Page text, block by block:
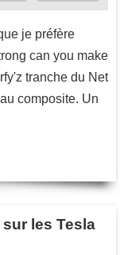
je préfère
can you make
tranche du Net
composite. Un
les Tesla